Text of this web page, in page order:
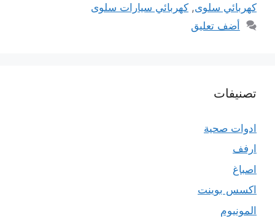
كهربائي سلوى, كهربائي سيارات سلوى
أضف تعليق
تصنيفات
ادوات صحية
ارفف
اصباغ
اكسس بوينت
المونيوم